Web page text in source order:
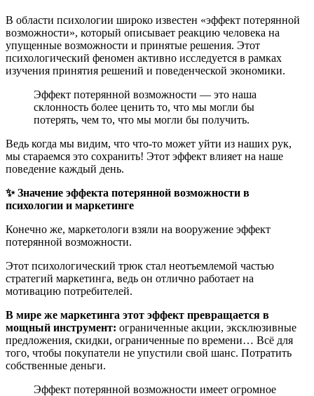
В области психологии широко известен «эффект потерянной
возможности», который описывает реакцию человека на
упущенные возможности и принятые решения. Этот
психологический феномен активно исследуется в рамках
изучения принятия решений и поведенческой экономики.
Эффект потерянной возможности — это наша
склонность более ценить то, что мы могли бы
потерять, чем то, что мы могли бы получить.
Ведь когда мы видим, что что-то может уйти из наших рук,
мы стараемся это сохранить! Этот эффект влияет на наше
поведение каждый день.
✨ Значение эффекта потерянной возможности в
психологии и маркетинге
Конечно же, маркетологи взяли на вооружение эффект
потерянной возможности.
Этот психологический трюк стал неотъемлемой частью
стратегий маркетинга, ведь он отлично работает на
мотивацию потребителей.
В мире же маркетинга этот эффект превращается в
мощный инструмент: ограниченные акции, эксклюзивные
предложения, скидки, ограниченные по времени… Всё для
того, чтобы покупатели не упустили свой шанс. Потратить
собственные деньги.
Эффект потерянной возможности имеет огромное